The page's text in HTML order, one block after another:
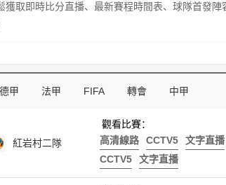
取即時比分直播、最新賽程時間表、球隊首發
德甲 法甲 FIFA 轉會 中甲
紅岩村二隊
觀看比賽：
高清線路
CCTV5
文字直播
CCTV5
文字直播